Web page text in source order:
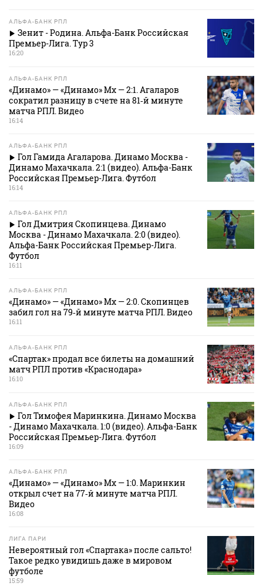
АЛЬФА-БАНК РПЛ
Зенит - Родина. Альфа-Банк Российская
Премьер-Лига. Тур 3
16:20
АЛЬФА-БАНК РПЛ
«Динамо» — «Динамо» Мх — 2:1. Агаларов
сократил разницу в счете на 81‑й минуте
матча РПЛ. Видео
16:14
АЛЬФА-БАНК РПЛ
Гол Гамида Агаларова. Динамо Москва -
Динамо Махачкала. 2:1 (видео). Альфа-Банк
Российская Премьер-Лига. Футбол
16:14
АЛЬФА-БАНК РПЛ
Гол Дмитрия Скопинцева. Динамо
Москва - Динамо Махачкала. 2:0 (видео).
Альфа-Банк Российская Премьер-Лига.
Футбол
16:11
АЛЬФА-БАНК РПЛ
«Динамо» — «Динамо» Мх — 2:0. Скопинцев
забил гол на 79‑й минуте матча РПЛ. Видео
16:11
АЛЬФА-БАНК РПЛ
«Спартак» продал все билеты на домашний
матч РПЛ против «Краснодара»
16:10
АЛЬФА-БАНК РПЛ
Гол Тимофея Маринкина. Динамо Москва
- Динамо Махачкала. 1:0 (видео). Альфа-Банк
Российская Премьер-Лига. Футбол
16:09
АЛЬФА-БАНК РПЛ
«Динамо» — «Динамо» Мх — 1:0. Маринкин
открыл счет на 77‑й минуте матча РПЛ.
Видео
16:08
ЛИГА ПАРИ
Невероятный гол «Спартака» после сальто!
Такое редко увидишь даже в мировом
футболе
15:59